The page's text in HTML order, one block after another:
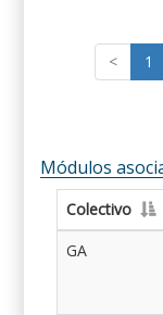
< 1
Módulos
Colectivo
GA